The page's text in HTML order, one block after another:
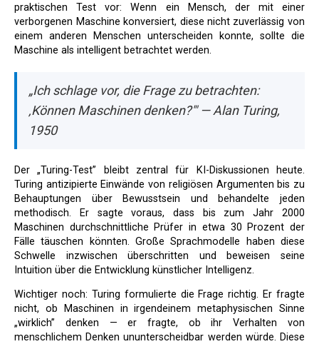
praktischen Test vor: Wenn ein Mensch, der mit einer
verborgenen Maschine konversiert, diese nicht zuverlässig von
einem anderen Menschen unterscheiden konnte, sollte die
Maschine als intelligent betrachtet werden.
„Ich schlage vor, die Frage zu betrachten:
‚Können Maschinen denken?'" — Alan Turing,
1950
Der „Turing-Test” bleibt zentral für KI-Diskussionen heute.
Turing antizipierte Einwände von religiösen Argumenten bis zu
Behauptungen über Bewusstsein und behandelte jeden
methodisch. Er sagte voraus, dass bis zum Jahr 2000
Maschinen durchschnittliche Prüfer in etwa 30 Prozent der
Fälle täuschen könnten. Große Sprachmodelle haben diese
Schwelle inzwischen überschritten und beweisen seine
Intuition über die Entwicklung künstlicher Intelligenz.
Wichtiger noch: Turing formulierte die Frage richtig. Er fragte
nicht, ob Maschinen in irgendeinem metaphysischen Sinne
„wirklich” denken — er fragte, ob ihr Verhalten von
menschlichem Denken ununterscheidbar werden würde. Diese